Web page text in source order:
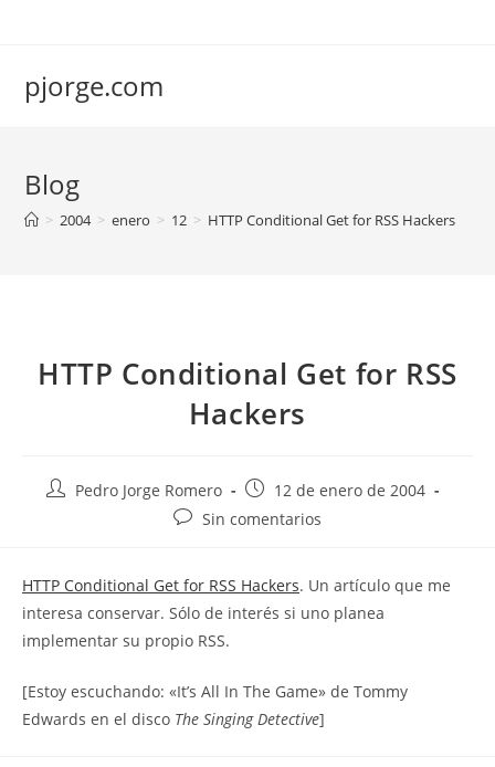
pjorge.com
Blog
> 2004 > enero > 12 > HTTP Conditional Get for RSS Hackers
HTTP Conditional Get for RSS
Hackers
AutorPedro Jorge Romero
Publicación
de
12 de enero de 2004
Comentarios
entrada:
Sin comentarios
HTTP Conditional Get for RSS Hackers. Un artículo que me
interesa conservar. Sólo de interés si uno planea
implementar su propio RSS.
[Estoy escuchando: «It’s All In The Game» de Tommy
Edwards en el disco The Singing Detective]